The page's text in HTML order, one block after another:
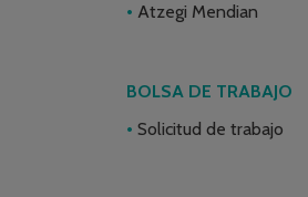
Atzegi Mendian
BOLSA DE TRABAJO
Solicitud de trabajo